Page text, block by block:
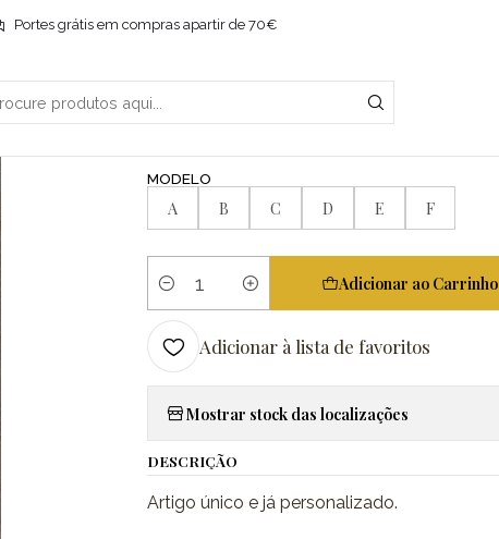
Portes grátis em compras apartir de 70€
Início Promoções Caixa de garrafa
Caixa de garrafa
MODELO
A B C D E F
Quantidade
Adicionar ao Carrinho
Adicionar à lista de favoritos
Mostrar stock das localizações
DESCRIÇÃO
Artigo único e já personalizado.